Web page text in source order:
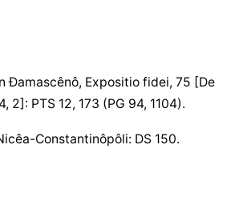
Đamascênô, Expositio fidei, 75 [De
2]: PTS 12, 173 (PG 94, 1104).
Constantinôpôli: DS 150.